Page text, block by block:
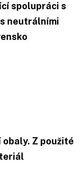
spolupráci s
neutrálními
Z použité